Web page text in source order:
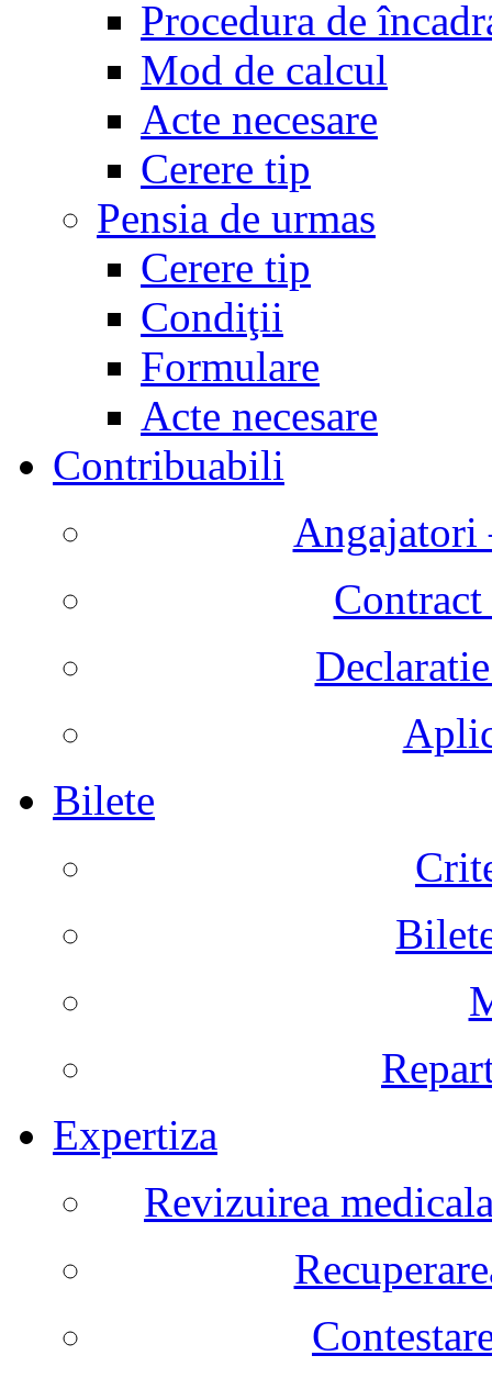
Procedura de
Mod de calcul
Acte necesare
Cerere tip
Pensia de urmas
Cerere tip
Condiţii
Formulare
Acte necesare
Contribuabili
Angajatori
Contract
Bilete
Expertiza
Revizuirea